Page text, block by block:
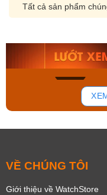
Tất cả sản phẩm
Orient Nam
Mua ngay
VỀ CHÚNG TÔI
Giới thiệu về WatchStore